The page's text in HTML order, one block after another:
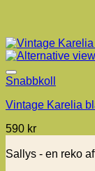
Snabbkoll
Vintage Karelia
590 kr
Sallys - en reko